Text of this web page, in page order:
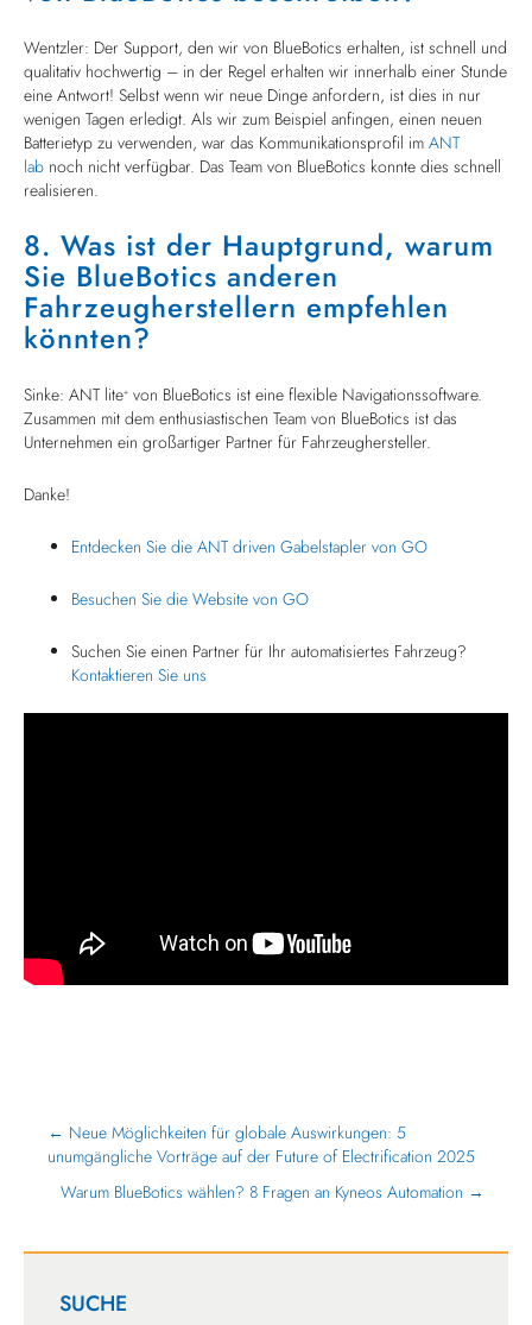
Wentzler: Der Support, den wir von BlueBotics erhalten, ist schnell und
qualitativ hochwertig – in der Regel erhalten wir innerhalb einer Stunde
eine Antwort! Selbst wenn wir neue Dinge anfordern, ist dies in nur
wenigen Tagen erledigt. Als wir zum Beispiel anfingen, einen neuen
Batterietyp zu verwenden, war das Kommunikationsprofil im ANT
lab noch nicht verfügbar. Das Team von BlueBotics konnte dies schnell
realisieren.
8. Was ist der Hauptgrund, warum
Sie BlueBotics anderen
Fahrzeugherstellern empfehlen
könnten?
Sinke: ANT lite+ von BlueBotics ist eine flexible Navigationssoftware.
Zusammen mit dem enthusiastischen Team von BlueBotics ist das
Unternehmen ein großartiger Partner für Fahrzeughersteller.
Danke!
Entdecken Sie die ANT driven Gabelstapler von GO
Besuchen Sie die Website von GO
Suchen Sie einen Partner für Ihr automatisiertes Fahrzeug?
Kontaktieren Sie uns
← Neue Möglichkeiten für globale Auswirkungen: 5
unumgängliche Vorträge auf der Future of Electrification 2025
Warum BlueBotics wählen? 8 Fragen an Kyneos Automation →
SUCHE